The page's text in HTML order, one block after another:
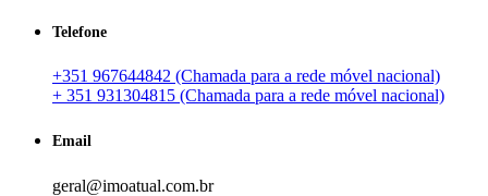
Telefone
+351 967644842 (Chamada para a rede móvel nacional)
+ 351 931304815 (Chamada para a rede móvel nacional)
Email
geral@imoatual.com.br